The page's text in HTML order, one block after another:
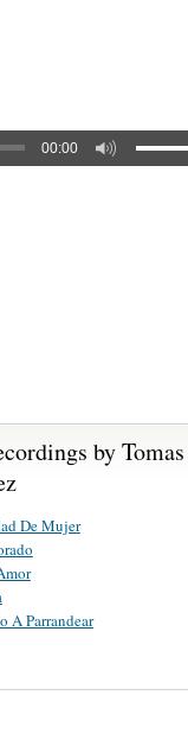
00:00
by Tomas
De Mujer
A Parrandear